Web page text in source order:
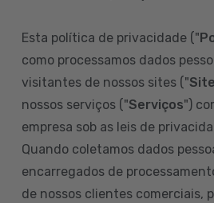
Esta política de privacidade ("
como processamos dados
visitantes de nossos sites ("
nossos serviços ("Serviços")
empresa sob as leis de
Quando coletamos dados
encarregados de
de nossos clientes comerciais,